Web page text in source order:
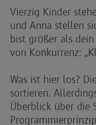
Vierzig Kinder
und Anna stellen
bist größer als
von Konkurrenz:
Was ist hier los?
sortieren.
Überblick über die